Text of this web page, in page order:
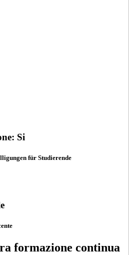
Si
für Studierende
formazione continua